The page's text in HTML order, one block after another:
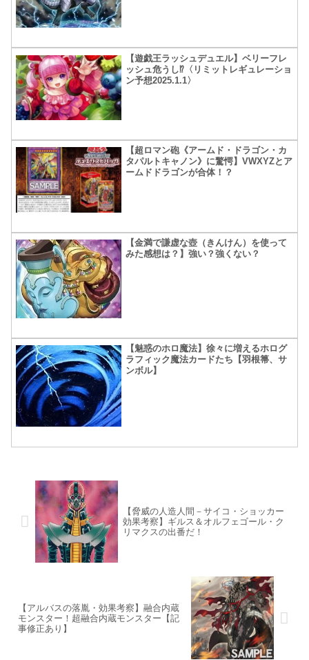
【遊戯王ラッシュデュエル】ベリーフレ
ッシュ危うし⁉〈リミットレギュレーショ
ン予想2025.1.1〉
【超ロマン砲《アームド・ドラゴン・カ
タパルトキャノン》に驚愕】VWXYZとア
ームドドラゴンが合体！？
【金満で謙虚な壺（きんけん）を使って
みた感想は？】強い？強くない？
【魅惑のホロ魔法】徐々に増えるホログ
ラフィック魔法カードたち【羽根箒、サ
ンボル】
【脅威の人造人間－サイコ・ショッカー
効果考察】ギルス＆オルフェゴール・ク
リマクスの出番だ！
【アルバスの落胤・効果考察】融合内蔵
モンスター！超融合内蔵モンスター【記
事修正あり】